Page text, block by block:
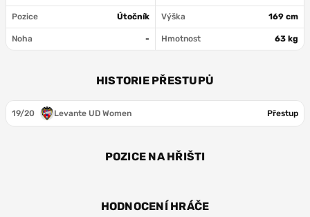
Pozice Útočník Výška 169 cm
Noha - Hmotnost 63 kg
HISTORIE PŘESTUPŮ
19/20 Levante UD Women Přestup
POZICE NA HŘIŠTI
HODNOCENÍ HRÁČE